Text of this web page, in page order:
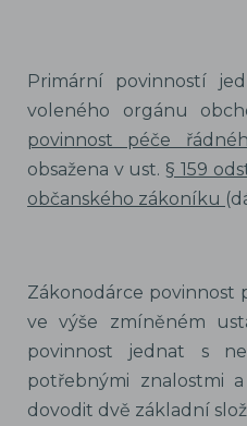
Primární povinností
voleného orgánu
povinnost péče
obsažena v ust. § 159
občanského zákoníku
Zákonodárce povinnost
ve výše zmíněném
povinnost jednat s
potřebnými znalostmi
dovodit dvě základní